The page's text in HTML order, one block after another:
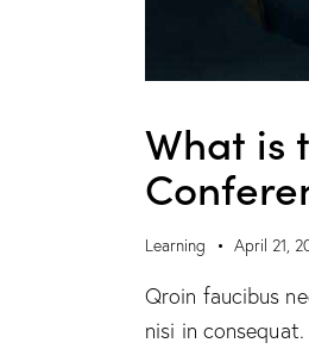
What is
Learning April 21,
Qroin faucibus
nisi in